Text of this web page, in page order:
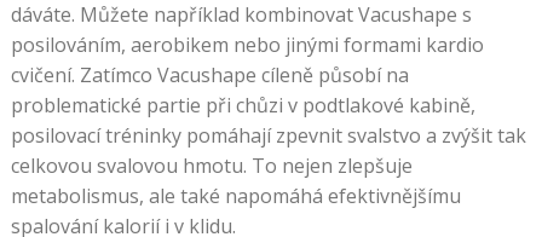
dáváte. Můžete například kombinovat Vacushape s
posilováním, aerobikem nebo jinými formami kardio
cvičení. Zatímco Vacushape cíleně působí na
problematické partie při chůzi v podtlakové kabině,
posilovací tréninky pomáhají zpevnit svalstvo a zvýšit tak
celkovou svalovou hmotu. To nejen zlepšuje
metabolismus, ale také napomáhá efektivnějšímu
spalování kalorií i v klidu.